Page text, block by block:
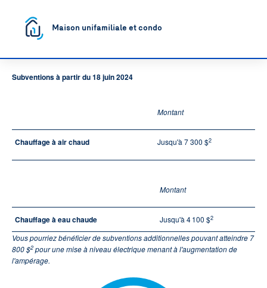
Maison unifamiliale et condo
Subventions à partir du 18 juin 2024
Montant
Chauffage à air chaud Jusqu'à 7 300 $2
Montant
Chauffage à eau chaude Jusqu'à 4 100 $2
Vous pourriez bénéficier de subventions additionnelles pouvant atteindre 7
800 $2 pour une mise à niveau électrique menant à l'augmentation de
l'ampérage.